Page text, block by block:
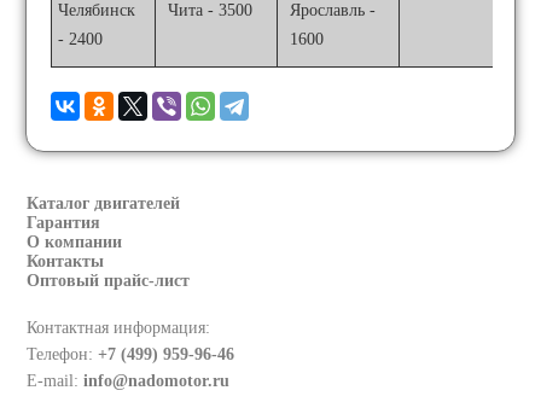
Челябинск
- 2400
Чита - 3500
Ярославль -
1600
Каталог двигателей
Гарантия
О компании
Контакты
Оптовый прайс-лист
Контактная информация:
Телефон:+7 (499) 959-96-46
E-mail:info@nadomotor.ru